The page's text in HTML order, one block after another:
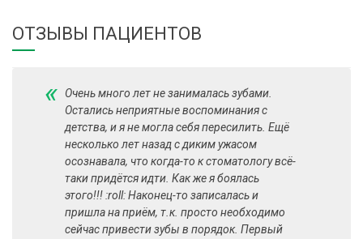
ОТЗЫВЫ ПАЦИЕНТОВ
«
Очень много лет не занималась зубами.
Остались неприятные воспоминания с
детства, и я не могла себя пересилить. Ещё
несколько лет назад с диким ужасом
осознавала, что когда-то к стоматологу всё-
таки придётся идти. Как же я боялась
этого!!! :roll: Наконец-то записалась и
пришла на приём, т.к. просто необходимо
сейчас привести зубы в порядок. Первый